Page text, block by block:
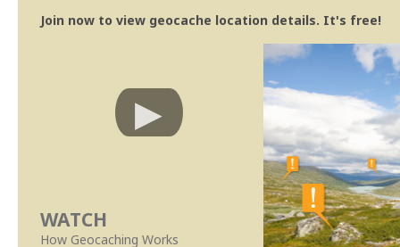
Join now to view geocache location details. It's free!
WATCH
How Geocaching Works